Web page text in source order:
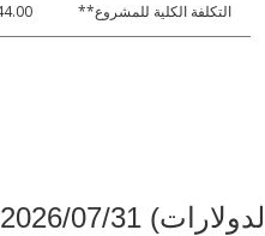
التكلفة الكلية للمشروع**
07/31